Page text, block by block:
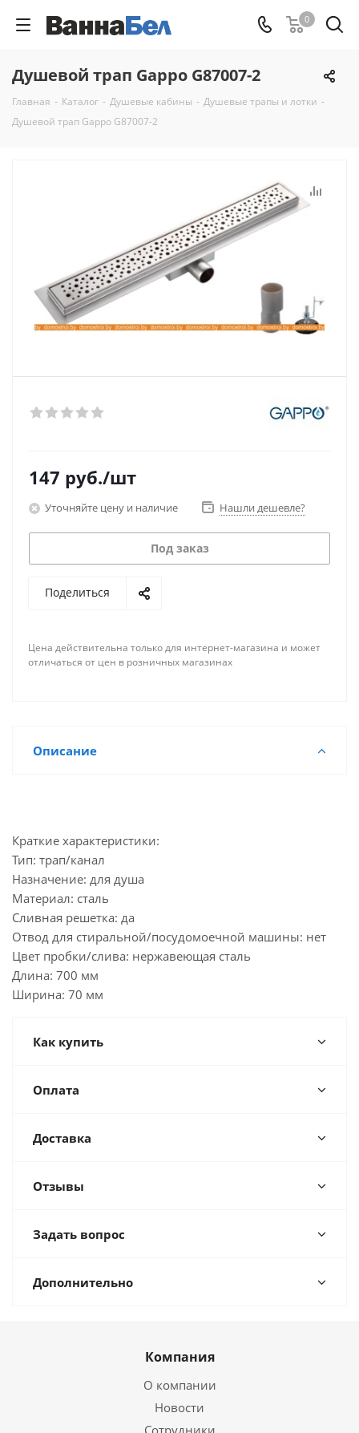
0
Душевой трап Gappo G87007-2
Главная - Каталог - Душевые кабины - Душевые трапы и лотки -
Душевой трап Gappo G87007-2
147 руб./шт
Уточняйте цену и наличие Нашли дешевле?
Под заказ
Поделиться
Цена действительна только для интернет-магазина и может
отличаться от цен в розничных магазинах
Описание
Краткие характеристики:
Тип: трап/канал
Назначение: для душа
Материал: сталь
Сливная решетка: да
Отвод для стиральной/посудомоечной машины: нет
Цвет пробки/слива: нержавеющая сталь
Длина: 700 мм
Ширина: 70 мм
Как купить
Оплата
Доставка
Отзывы
Задать вопрос
Дополнительно
Компания
О компании
Новости
Сотрудники